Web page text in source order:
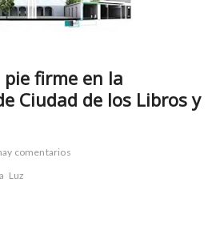
firme en la
Ciudad de los Libros y
comentarios
Luz